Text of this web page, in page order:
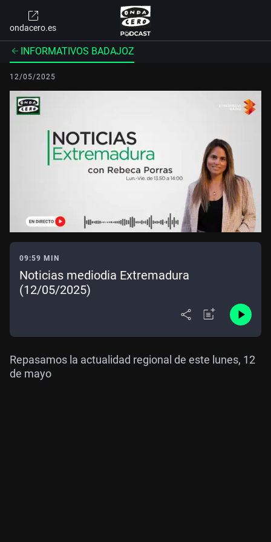
ondacero.es
INFORMATIVOS BADAJOZ
12/05/2025
09:59 MIN
Noticias mediodia Extremadura
(12/05/2025)
Repasamos la actualidad regional de este lunes, 12
de mayo